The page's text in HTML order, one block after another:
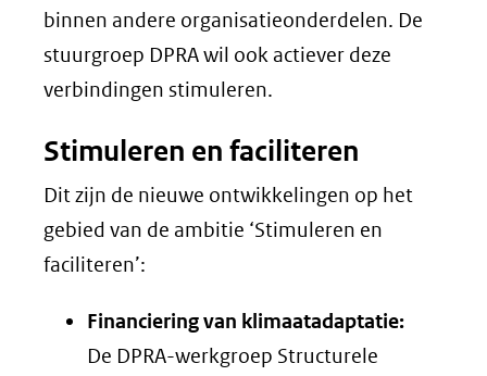
binnen andere organisatieonderdelen. De
stuurgroep DPRA wil ook actiever deze
verbindingen stimuleren.
Stimuleren en faciliteren
Dit zijn de nieuwe ontwikkelingen op het
gebied van de ambitie ‘Stimuleren en
faciliteren’:
Financiering van klimaatadaptatie:
De DPRA-werkgroep Structurele